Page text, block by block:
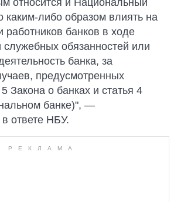
относится и Национальный
каким-либо образом влиять на
работников банков в ходе
обязанностей или
банка, за
предусмотренных
Закона о банках и статья 4
банке)", —
в ответе НБУ.